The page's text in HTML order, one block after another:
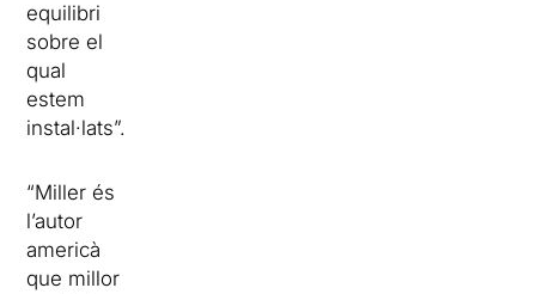
equilibri
sobre el
qual
estem
instal·lats”.
“Miller és
l’autor
americà
que millor